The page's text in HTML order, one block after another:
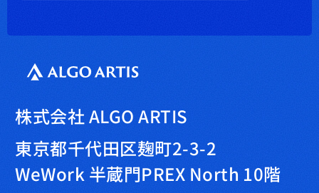
株式会社 ALGO ARTIS
東京都千代田区麹町2-3-2
WeWork 半蔵門PREX North 10階